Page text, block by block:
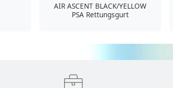
AIR ASCENT BLACK/YELLOW
PSA Rettungsgurt